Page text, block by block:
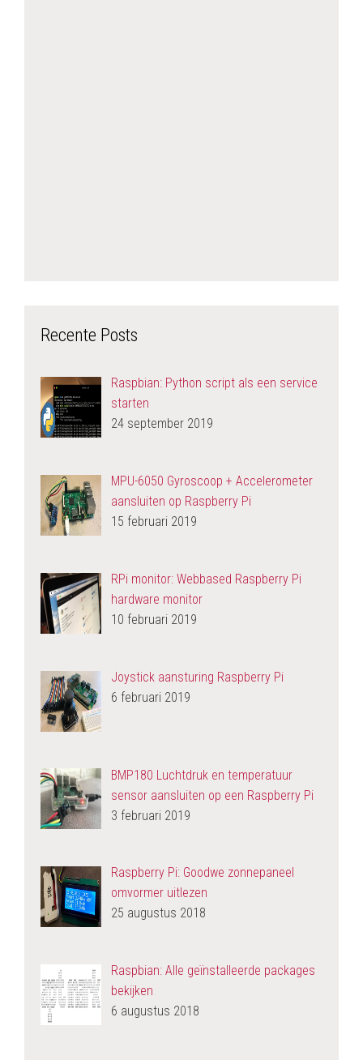
Recente Posts
Raspbian: Python script als een service
starten
24 september 2019
MPU-6050 Gyroscoop + Accelerometer
aansluiten op Raspberry Pi
15 februari 2019
RPi monitor: Webbased Raspberry Pi
hardware monitor
10 februari 2019
Joystick aansturing Raspberry Pi
6 februari 2019
BMP180 Luchtdruk en temperatuur
sensor aansluiten op een Raspberry Pi
3 februari 2019
Raspberry Pi: Goodwe zonnepaneel
omvormer uitlezen
25 augustus 2018
Raspbian: Alle geïnstalleerde packages
bekijken
6 augustus 2018